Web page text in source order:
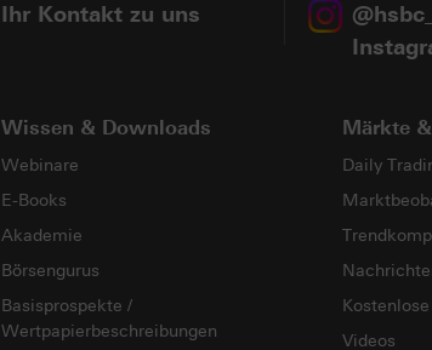
Ihr Kontakt zu uns
Wissen & Downloads
Webinare
E-Books
Akademie
Börsengurus
Basisprospekte /
Wertpapierbeschreibungen
Märkte
Daily
Videos